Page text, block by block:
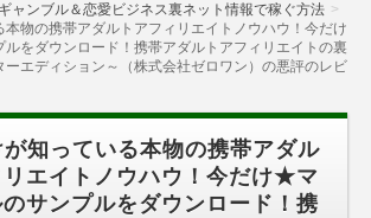
ャンブル＆恋愛ビジネス裏ネット情報で稼ぐ方法
物の携帯アダルトアフィリエイトノウハウ！今だけ
をダウンロード！携帯アダルトアフィリエイトの裏
ーエディション～（株式会社ゼロワン）の悪評のレビ
知っている本物の携帯アダル
リエイトノウハウ！今だけ★マ
サンプルをダウンロード！携